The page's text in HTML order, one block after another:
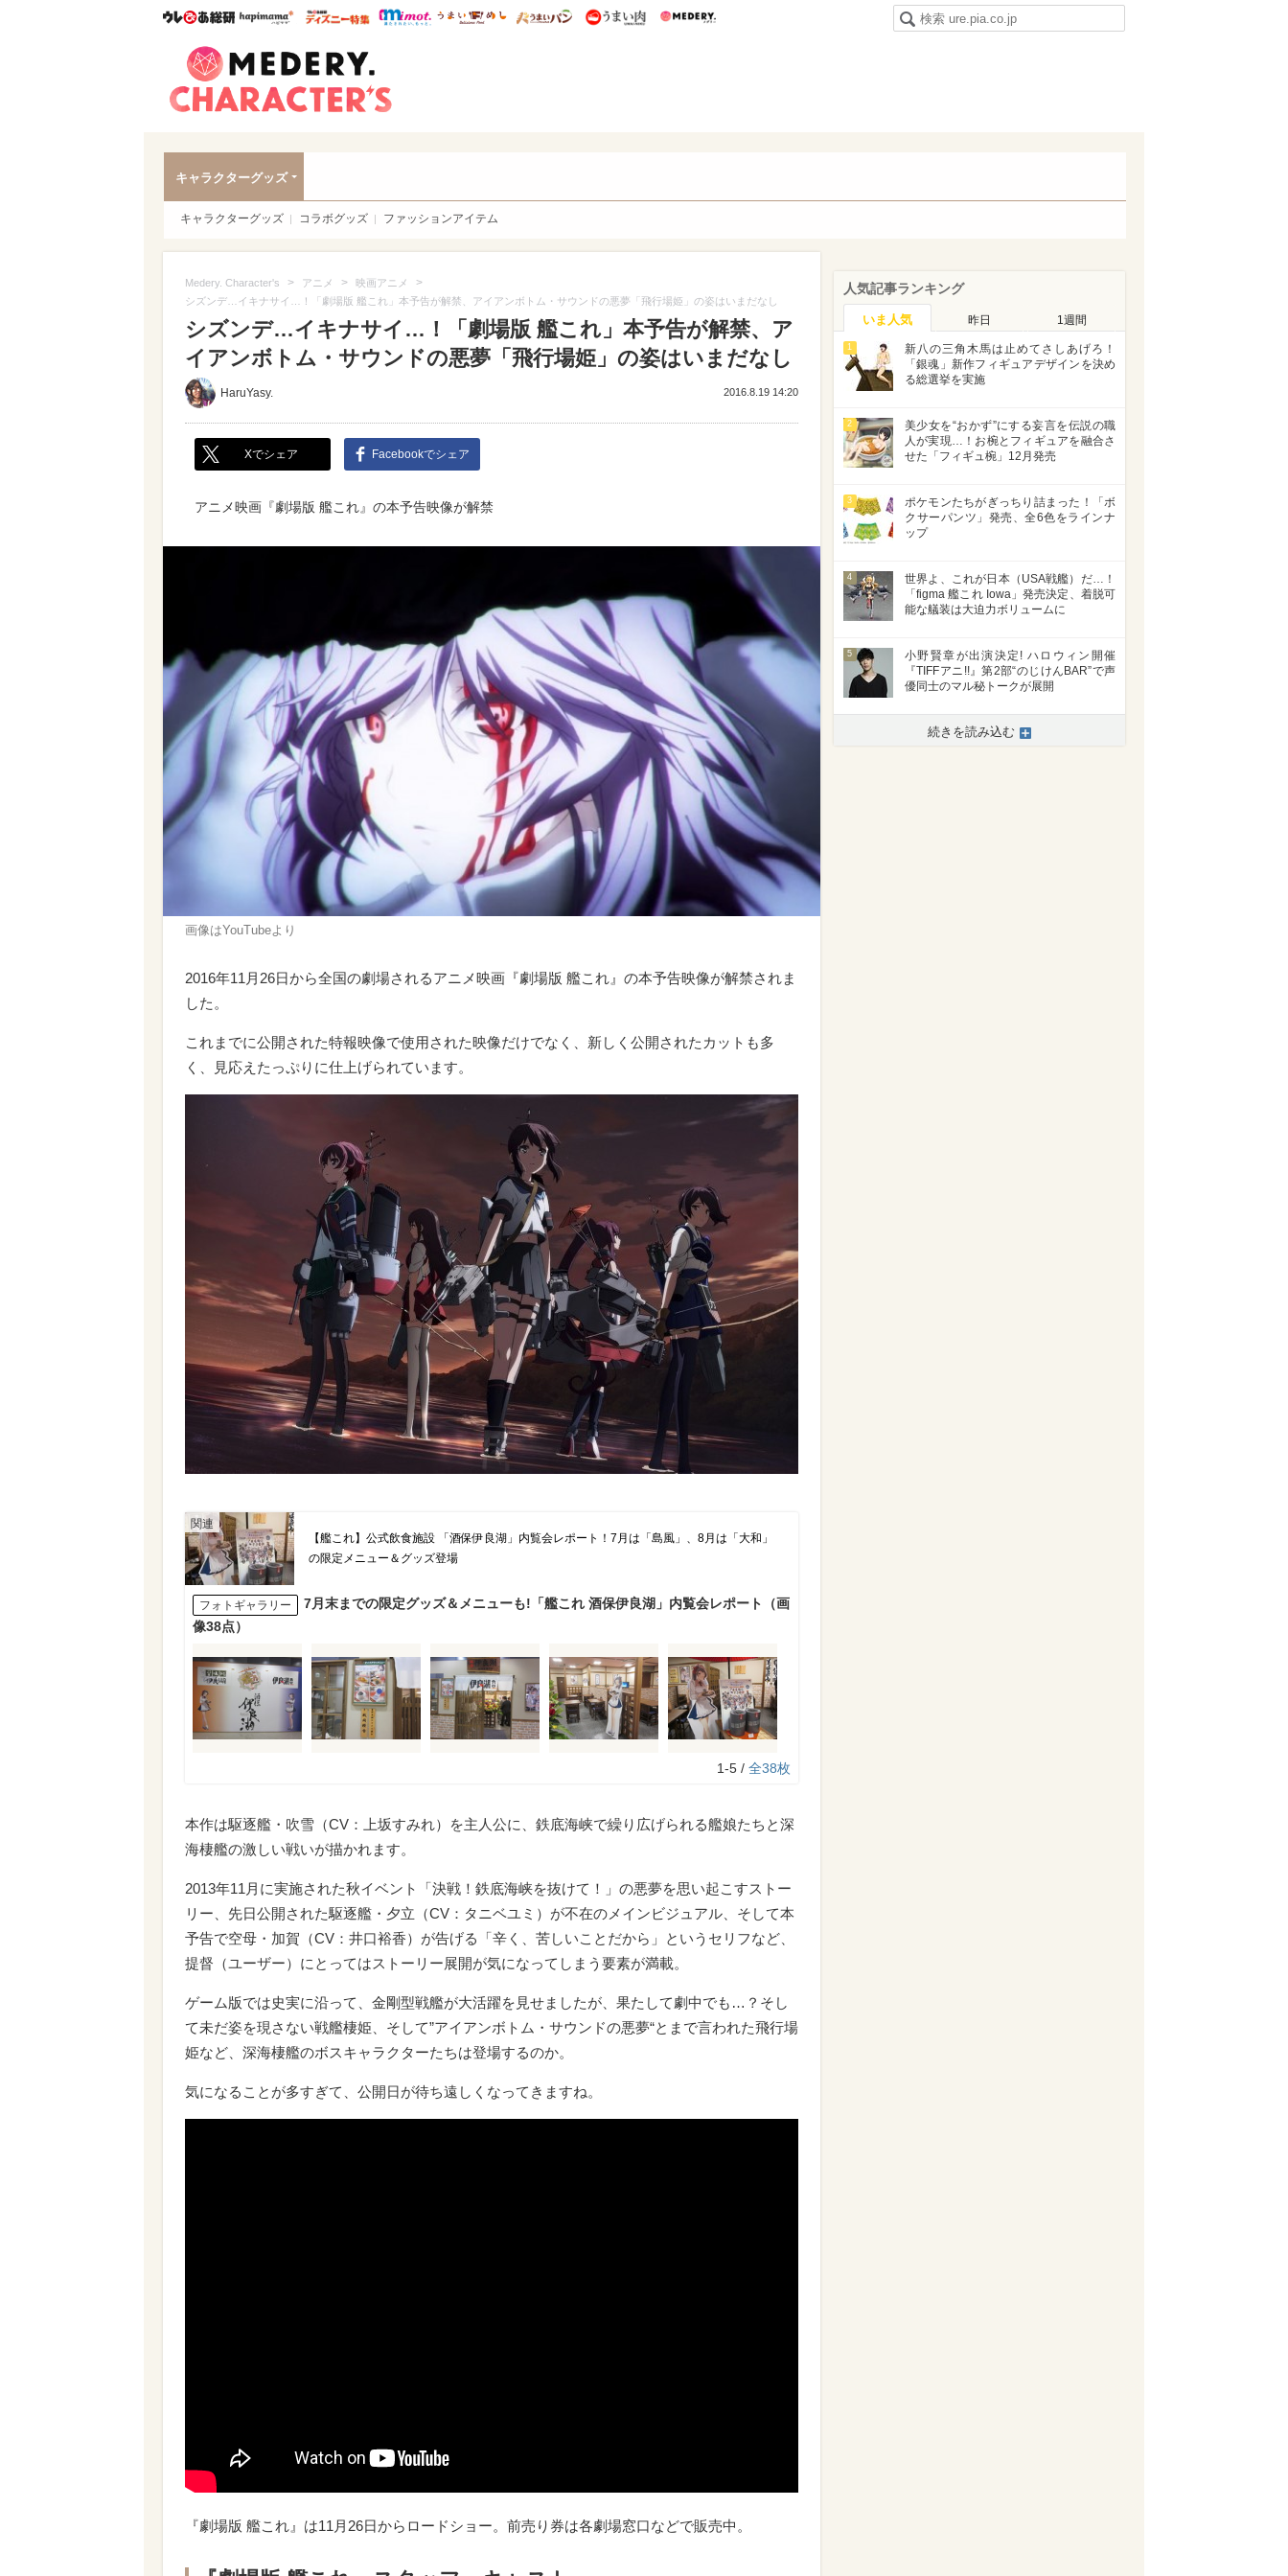
ウレぴあ総研ハピママ* ウレぴあ総研 ディズニー特集
mimot. うまいめし うまいパン うまい肉
キャラクターグッズ
キャラクターグッズ コラボグッズ ファッションアイテム
Medery. Character's > アニメ > 映画アニメ >
シズンデ…イキナサイ…！「劇場版 艦これ」本予告が解禁、アイアンボトム・サウンドの悪夢「飛行場姫」の姿はいまだなし
シズンデ…イキナサイ…！「劇場版 艦これ」本予告が解禁、ア
イアンボトム・サウンドの悪夢「飛行場姫」の姿はいまだなし
HaruYasy. 2016.8.19 14:20
Xでシェア Facebookでシェア
アニメ映画『劇場版 艦これ』の本予告映像が解禁
画像はYouTubeより
2016年11月26日から全国の劇場されるアニメ映画『劇場版 艦これ』の本予告映像が解禁されま
した。
これまでに公開された特報映像で使用された映像だけでなく、新しく公開されたカットも多
く、見応えたっぷりに仕上げられています。
【艦これ】公式飲食施設 「酒保伊良湖」内覧会レポート！7月は「島風」、8月は「大和」
の限定メニュー＆グッズ登場
フォトギャラリー
7月末までの限定グッズ＆メニューも!「艦これ 酒保伊良湖」内覧会レポート（画
像38点）
1-5 / 全38枚
本作は駆逐艦・吹雪（CV：上坂すみれ）を主人公に、鉄底海峡で繰り広げられる艦娘たちと深
海棲艦の激しい戦いが描かれます。
2013年11月に実施された秋イベント「決戦！鉄底海峡を抜けて！」の悪夢を思い起こすストー
リー、先日公開された駆逐艦・夕立（CV：タニベユミ）が不在のメインビジュアル、そして本
予告で空母・加賀（CV：井口裕香）が告げる「辛く、苦しいことだから」というセリフなど、
提督（ユーザー）にとってはストーリー展開が気になってしまう要素が満載。
ゲーム版では史実に沿って、金剛型戦艦が大活躍を見せましたが、果たして劇中でも…？そし
て未だ姿を現さない戦艦棲姫、そして”アイアンボトム・サウンドの悪夢“とまで言われた飛行場
姫など、深海棲艦のボスキャラクターたちは登場するのか。
気になることが多すぎて、公開日が待ち遠しくなってきますね。
『劇場版 艦これ』は11月26日からロードショー。前売り券は各劇場窓口などで販売中。
人気記事ランキング
いま人気 昨日 1週間
1
新八の三角木馬は止めてさしあげろ！
「銀魂」新作フィギュアデザインを決め
る総選挙を実施
2
美少女を“おかず”にする妄言を伝説の職
人が実現…！お椀とフィギュアを融合さ
せた「フィギュ椀」12月発売
3
ポケモンたちがぎっちり詰まった！「ボ
クサーパンツ」発売、全6色をラインナ
ップ
4
世界よ、これが日本（USA戦艦）だ…！
「figma 艦これ Iowa」発売決定、着脱可
能な艤装は大迫力ボリュームに
5
小野賢章が出演決定! ハロウィン開催
『TIFFアニ!!』第2部“のじけんBAR”で声
優同士のマル秘トークが展開
続きを読み込む